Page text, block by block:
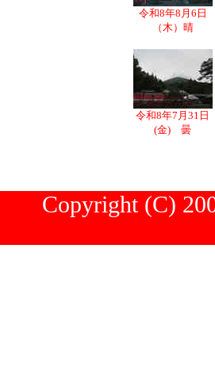
令和8年8月6日
（木）晴
令和8年7月31日
(金) 曇
Copyright (C)